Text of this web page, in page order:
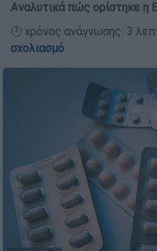
Αναλυτικά πώς ορίστηκε η
🕛 χρόνος ανάγνωσης: 3
σχολιασμό